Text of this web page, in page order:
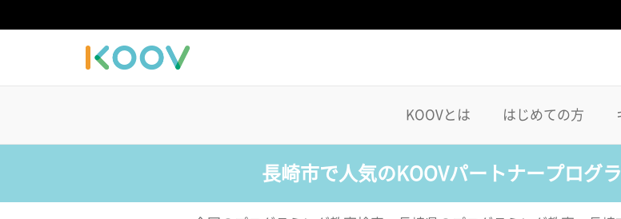
KOOVとは はじめての方
長崎市で人気のKOOVパートナープログ